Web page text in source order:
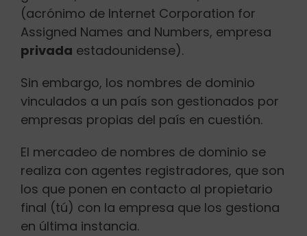
(acrónimo de Internet Corporation for
Assigned Names and Numbers, empresa
privada estadounidense).
Sin embargo, los nombres de dominio
vinculados a un país son gestionados por
empresas propias del país en cuestión.
El mercadeo de nombres de dominio se
realiza con agentes registradores, que son
los que ponen en contacto al propietario
final (tú) con la empresa que los gestiona
en última instancia.